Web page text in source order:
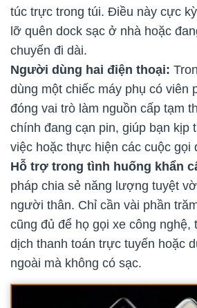
túc trực trong túi. Điều này cực
lỡ quên dock sạc ở nhà hoặc
chuyến đi dài.
Người dùng hai điện thoại:
dùng một chiếc máy phụ có viên
đóng vai trò làm nguồn cấp tạm
chính đang cạn pin, giúp bạn kịp
việc hoặc thực hiện các cuộc gọi
Hỗ trợ trong tình huống khẩn
pháp chia sẻ năng lượng tuyệt
người thân. Chỉ cần vài phần
cũng đủ để họ gọi xe công nghệ,
dịch thanh toán trực tuyến hoặc
ngoài mà không có sạc.